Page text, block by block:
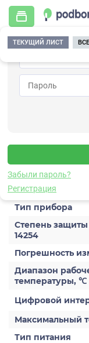
Забыли пароль?
Регистрация
ТЕКУЩИЙ ЛИСТ
Главная /
Тип прибора
Степень
14254
Погрешность
Диапазон
температуры, ℃
Цифровой
Максимальный
Тип питания